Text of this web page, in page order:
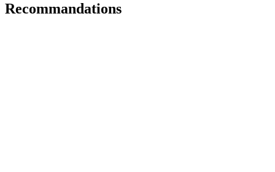
Recommandations